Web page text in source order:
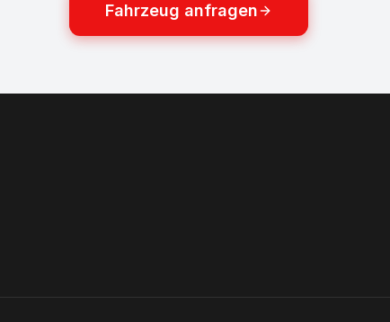
Fahrzeug anfragen